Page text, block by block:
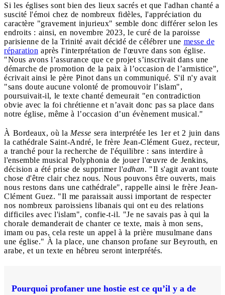
Si les églises sont bien des lieux sacrés et que l'adhan chanté a
suscité l'émoi chez de nombreux fidèles, l'appréciation du
caractère "gravement injurieux" semble donc différer selon les
endroits : ainsi, en novembre 2023, le curé de la paroisse
parisienne de la Trinité avait décidé de célébrer une messe de
réparation après l'interprétation de l'œuvre dans son église.
"Nous avons l’assurance que ce projet s’inscrivait dans une
démarche de promotion de la paix à l’occasion de l’armistice",
écrivait ainsi le père Pinot dans un communiqué. S'il n'y avait
"sans doute aucune volonté de promouvoir l’islam",
poursuivait-il, le texte chanté demeurait "en contradiction
obvie avec la foi chrétienne et n’avait donc pas sa place dans
notre église, même à l’occasion d’un évènement musical."
À Bordeaux, où la Messe sera interprétée les 1er et 2 juin dans
la cathédrale Saint-André, le frère Jean-Clément Guez, recteur,
a tranché pour la recherche de l'équilibre : sans interdire à
l'ensemble musical Polyphonia de jouer l'œuvre de Jenkins,
décision a été prise de supprimer l'adhan. "Il s'agit avant toute
chose d'être clair chez nous. Nous pouvons être ouverts, mais
nous restons dans une cathédrale", rappelle ainsi le frère Jean-
Clément Guez. "Il me paraissait aussi important de respecter
nos nombreux paroissiens libanais qui ont eu des relations
difficiles avec l'islam", confie-t-il. "Je ne savais pas à qui la
chorale demanderait de chanter ce texte, mais à mon sens,
imam ou pas, cela reste un appel à la prière musulmane dans
une église." À la place, une chanson profane sur Beyrouth, en
arabe, et un texte en hébreu seront interprétés.
Pourquoi profaner une hostie est ce qu’il y a de